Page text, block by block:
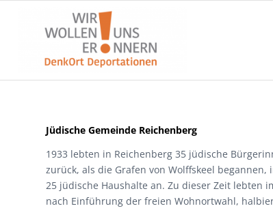
Jüdische Gemeinde Reichenberg
1933 lebten in Reichenberg 35 jüdische
zurück, als die Grafen von Wolffskeel
25 jüdische Haushalte an. Zu dieser Zeit lebten
nach Einführung der freien Wohnortwahl,